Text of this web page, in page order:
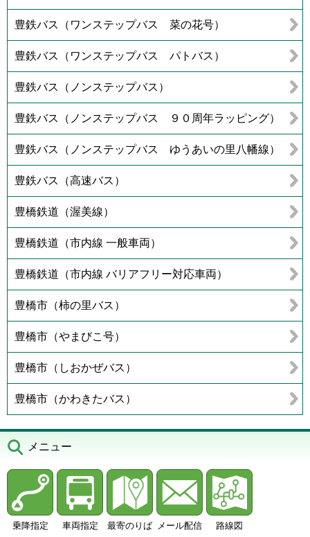
豊鉄バス（ワンステップバス 菜の花号）
豊鉄バス（ワンステップバス パトバス）
豊鉄バス（ノンステップバス）
豊鉄バス（ノンステップバス ９０周年ラッピング）
豊鉄バス（ノンステップバス ゆうあいの里八幡線）
豊鉄バス（高速バス）
豊橋鉄道（渥美線）
豊橋鉄道（市内線 一般車両）
豊橋鉄道（市内線 バリアフリー対応車両）
豊橋市（柿の里バス）
豊橋市（やまびこ号）
豊橋市（しおかぜバス）
豊橋市（かわきたバス）
メニュー
乗降指定 車両指定 最寄のりば メール配信 路線図